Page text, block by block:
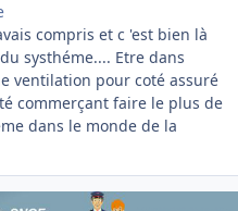
compris et c 'est bien là
systhéme.... Etre dans
ventilation pour coté assuré
commerçant faire le plus de
dans le monde de la